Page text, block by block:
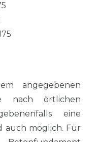
angegebenen
nach örtlichen
eine
auch möglich. Für